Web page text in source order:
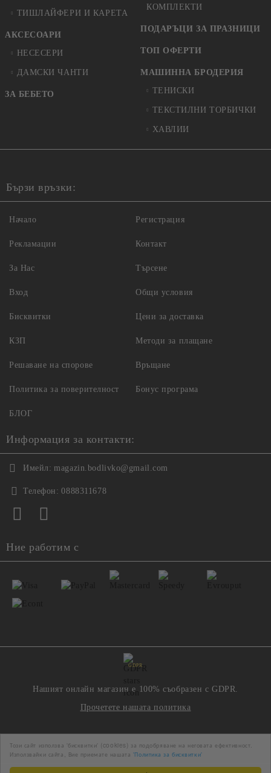
Този сайт използва 'бисквитки' (cookies) за подобряване на неговата ефективност.
Използвайки сайта, Вие приемате нашата 'Политика за бисквитки'
ТИШЛАЙФЕРИ И КАРЕТА
АКСЕСОАРИ
НЕСЕСЕРИ
ДАМСКИ ЧАНТИ
ЗА БЕБЕТО
КОМПЛЕКТИ
ПОДАРЪЦИ ЗА ПРАЗНИЦИ
ТОП ОФЕРТИ
МАШИННА БРОДЕРИЯ
ТЕНИСКИ
ТЕКСТИЛНИ ТОРБИЧКИ
ХАВЛИИ
Бързи връзки:
Начало
Рекламации
За Нас
Вход
Регистрация
Контакт
Търсене
Общи условия
Бисквитки
КЗП
Решаване на спорове
Политика за поверителност
Цени за доставка
Методи за плащане
Връщане
Бонус програма
БЛОГ
Информация за контакти:
Имейл: magazin.bodlivko@gmail.com
Телефон: 0888311678
Ние работим с
GDPR
Нашият онлайн магазин е 100% съобразен с GDPR.
Прочетете нашата политика